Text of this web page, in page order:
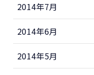
2014年7月
2014年6月
2014年5月